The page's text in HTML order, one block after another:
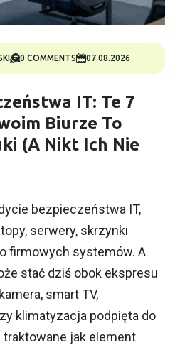
0 COMMENTS 07.08.2026
IT: Te 7
Biurze To
(a Nikt Ich Nie
bezpieczeństwa IT,
serwery, skrzynki
firmowych systemów. A
stać dziś obok ekspresu
smart TV,
klimatyzacja podpięta do
jak element